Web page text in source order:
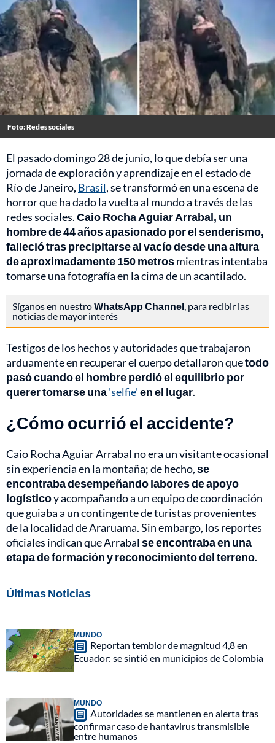
Foto: Redes sociales
El pasado domingo 28 de junio, lo que debía ser una
jornada de exploración y aprendizaje en el estado de
Río de Janeiro, Brasil, se transformó en una escena de
horror que ha dado la vuelta al mundo a través de las
redes sociales.Caio Rocha Aguiar Arrabal, un
hombre de 44 años apasionado por el senderismo,
falleció tras precipitarse al vacío desde una altura
de aproximadamente 150 metrosmientras intentaba
tomarse una fotografía en la cima de un acantilado.
Síganos en nuestroWhatsApp Channel, para recibir las
noticias de mayor interés
Testigos de los hechos y autoridades que trabajaron
arduamente en recuperar el cuerpo detallaron quetodo
pasó cuando el hombre perdió el equilibrio por
querer tomarse una'selfie'en el lugar.
¿Cómo ocurrió el accidente?
Caio Rocha Aguiar Arrabal no era un visitante ocasional
sin experiencia en la montaña; de hecho,se
encontraba desempeñando labores deapoyo
logísticoy acompañando a un equipo de coordinación
que guiaba a un contingente de turistas provenientes
de la localidad de Araruama. Sin embargo, los reportes
oficiales indican que Arrabalse encontraba en una
etapa de formación y reconocimiento del terreno.
Últimas Noticias
MUNDO
Reportan temblor de magnitud 4,8 en
Ecuador: se sintió en municipios de Colombia
MUNDO
Autoridades se mantienen en alerta tras
confirmar caso de hantavirus transmisible
entre humanos